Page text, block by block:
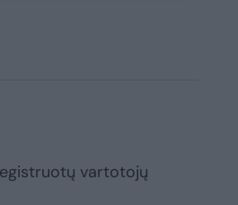
vartotojų